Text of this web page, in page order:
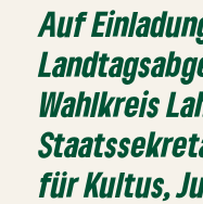
Auf
Wahlkreis
für Kultus,